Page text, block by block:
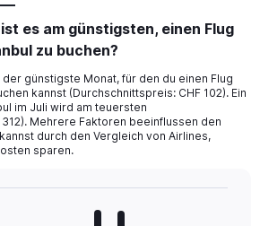
es am günstigsten, einen Flug
zu buchen?
günstigste Monat, für den du einen Flug
kannst (Durchschnittspreis: CHF 102). Ein
im Juli wird am teuersten
Mehrere Faktoren beeinflussen den
durch den Vergleich von Airlines,
sparen.